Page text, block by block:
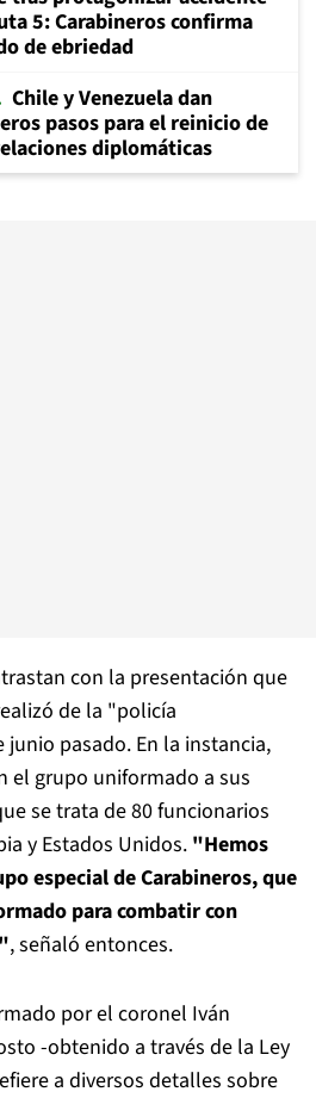
5: Carabineros confirma
de ebriedad
Chile y Venezuela dan
pasos para el reinicio de
diplomáticas
con la presentación que
de la "policía
pasado. En la instancia,
el grupo uniformado a sus
se trata de 80 funcionarios
y Estados Unidos. "Hemos
especial de Carabineros, que
para combatir con
, señaló entonces.
por el coronel Iván
-obtenido a través de la Ley
a diversos detalles sobre